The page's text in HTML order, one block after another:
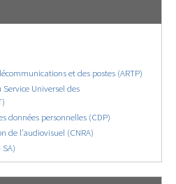
et des postes (ARTP)
Universel des
données personnelles (CDP)
de l’audiovisuel (CNRA)